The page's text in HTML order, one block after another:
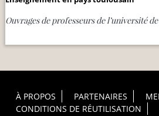
Ouvrages de professeurs de l’université
Footer Principal
À PROPOS PARTENAIRES
CONDITIONS DE RÉUTILISATION